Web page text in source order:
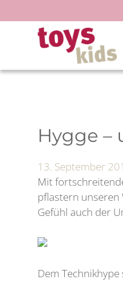
Inhalt
springen
Hygge –
13. September
Mit
pflastern unseren
Gefühl auch der
Dem